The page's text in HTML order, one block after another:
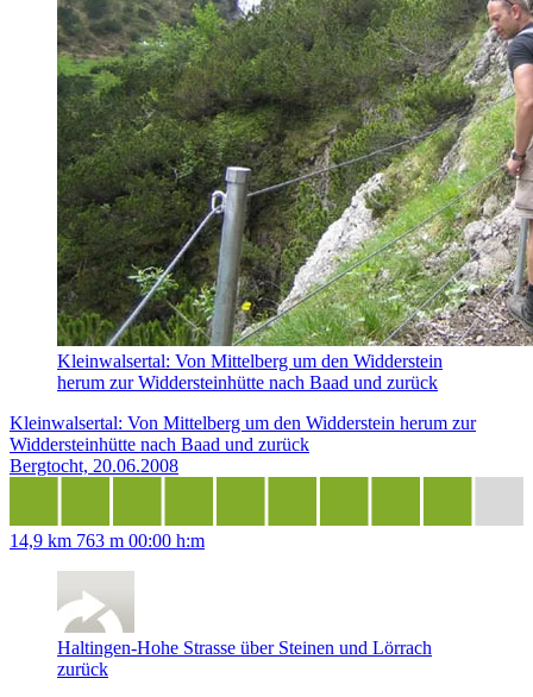
Kleinwalsertal: Von Mittelberg um den Widderstein
herum zur Widdersteinhütte nach Baad und zurück
Kleinwalsertal: Von Mittelberg um den Widderstein herum zur
Widdersteinhütte nach Baad und zurück
Bergtocht, 20.06.2008
14,9 km 763 m 00:00 h:m
Haltingen-Hohe Strasse über Steinen und Lörrach
zurück